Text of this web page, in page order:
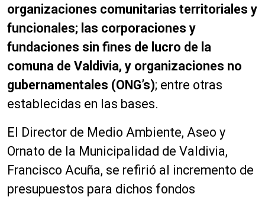
organizaciones comunitarias territoriales y
funcionales; las corporaciones y
fundaciones sin fines de lucro de la
comuna de Valdivia, y organizaciones no
gubernamentales (ONG’s); entre otras
establecidas en las bases.
El Director de Medio Ambiente, Aseo y
Ornato de la Municipalidad de Valdivia,
Francisco Acuña, se refirió al incremento de
presupuestos para dichos fondos